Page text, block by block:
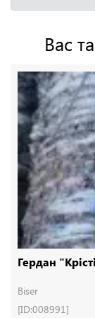
Вас
Гердан
Biser
[ID:008991]